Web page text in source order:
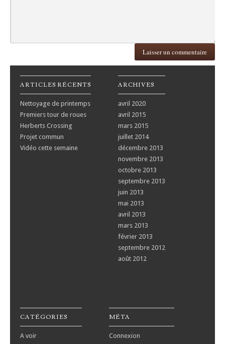
ARTICLES RÉCENTS
Nettoyage de printemps
Premiers tour de roues
Herberts Crossing
Projet commun
Vidéo cette semaine
ARCHIVES
avril 2020
avril 2015
mars 2015
juillet 2014
décembre 2013
novembre 2013
octobre 2013
septembre 2013
juin 2013
mai 2013
avril 2013
mars 2013
février 2013
septembre 2012
août 2012
CATÉGORIES
A voir
MÉTA
Connexion